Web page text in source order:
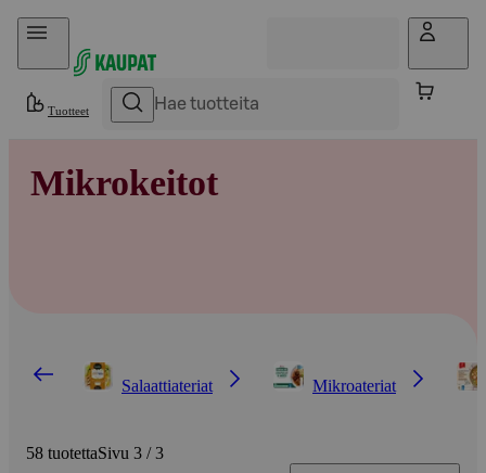
Hyppää sisältöön
Tuotteet
Mikrokeitot
Salaattiateriat Mikroateriat
58 tuotettaSivu 3 / 3